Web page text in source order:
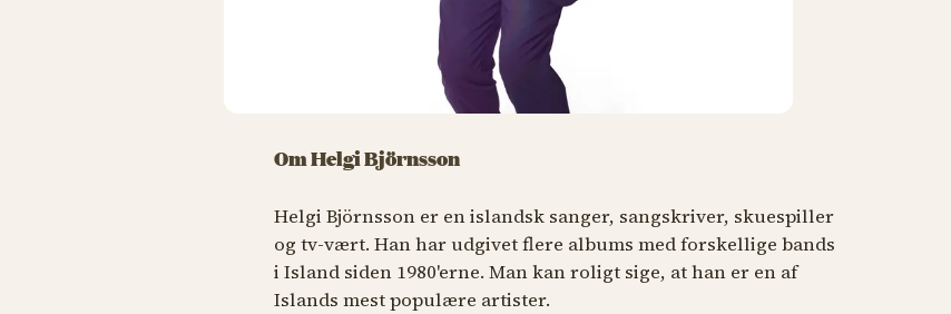
Om Helgi Björnsson
Helgi Björnsson er en islandsk sanger, sangskriver, skuespiller
og tv-vært. Han har udgivet flere albums med forskellige bands
i Island siden 1980'erne. Man kan roligt sige, at han er en af
Islands mest populære artister.